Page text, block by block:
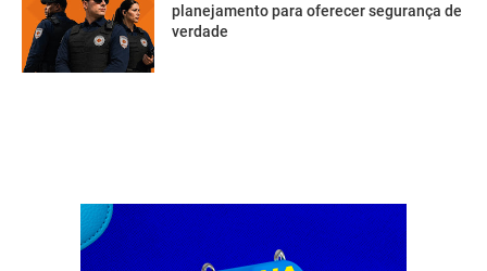
planejamento para oferecer segurança de
verdade